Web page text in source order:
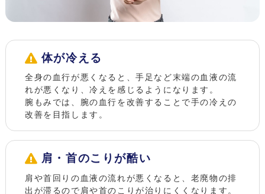
体が冷える
全身の血行が悪くなると、手足など末端の血液の流
れが悪くなり、冷えを感じるようになります。
腕もみでは、腕の血行を改善することで手の冷えの
改善を目指します。
肩・首のこりが酷い
肩や首回りの血液の流れが悪くなると、老廃物の排
出が滞るので肩や首のこりが治りにくくなります。